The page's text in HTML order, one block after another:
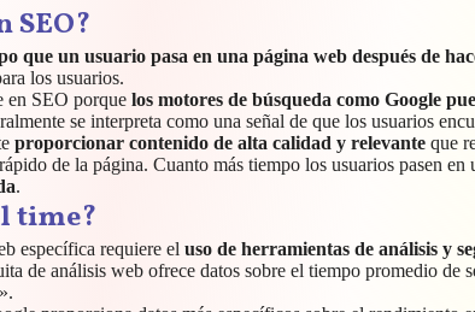
SEO?
que un usuario pasa en una página web después de
los usuarios.
en SEO porque los motores de búsqueda como Google
se interpreta como una señal de que los usuarios
proporcionar contenido de alta calidad y relevante que
de la página. Cuanto más tiempo los usuarios pasen
.
time?
específica requiere el uso de herramientas de análisis y
de análisis web ofrece datos sobre el tiempo promedio